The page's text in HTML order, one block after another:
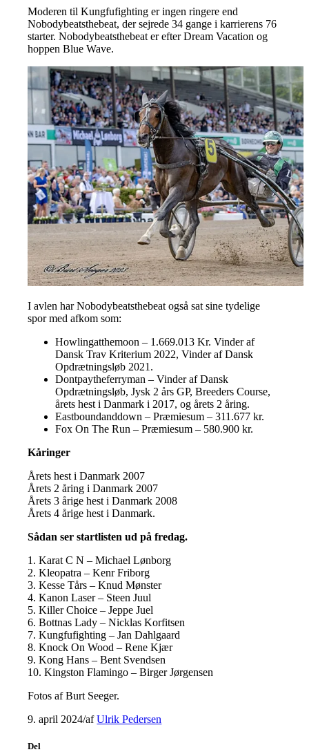
Moderen til Kungfufighting er ingen ringere end
Nobodybeatsthebeat, der sejrede 34 gange i karrierens 76
starter. Nobodybeatsthebeat er efter Dream Vacation og
hoppen Blue Wave.
I avlen har Nobodybeatsthebeat også sat sine tydelige
spor med afkom som:
Howlingatthemoon – 1.669.013 Kr. Vinder af
Dansk Trav Kriterium 2022, Vinder af Dansk
Opdrætningsløb 2021.
Dontpaytheferryman – Vinder af Dansk
Opdrætningsløb, Jysk 2 års GP, Breeders Course,
årets hest i Danmark i 2017, og årets 2 åring.
Eastboundanddown – Præmiesum – 311.677 kr.
Fox On The Run – Præmiesum – 580.900 kr.
Kåringer
Årets hest i Danmark 2007
Årets 2 åring i Danmark 2007
Årets 3 årige hest i Danmark 2008
Årets 4 årige hest i Danmark.
Sådan ser startlisten ud på fredag.
1. Karat C N – Michael Lønborg
2. Kleopatra – Kenr Friborg
3. Kesse Tårs – Knud Mønster
4. Kanon Laser – Steen Juul
5. Killer Choice – Jeppe Juel
6. Bottnas Lady – Nicklas Korfitsen
7. Kungfufighting – Jan Dahlgaard
8. Knock On Wood – Rene Kjær
9. Kong Hans – Bent Svendsen
10. Kingston Flamingo – Birger Jørgensen
Fotos af Burt Seeger.
9. april 2024/afUlrik Pedersen
Del